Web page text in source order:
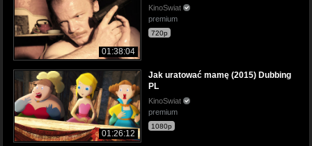
01:38:04
KinoSwiat
premium
720p
01:26:12
Jak uratować mamę (2015) Dubbing
PL
KinoSwiat
premium
1080p